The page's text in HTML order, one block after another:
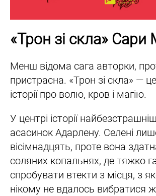
«Трон зі скла» Сари
Менш відома сага авторки,
пристрасна. «Трон зі скла» —
історії про волю, кров і магію.
У центрі історії
асасинок Адарлену. Селені
вісімнадцять, проте вона
соляних копальнях, де тяжко
спробувати втекти з місця, з
нікому не вдалось вибратися